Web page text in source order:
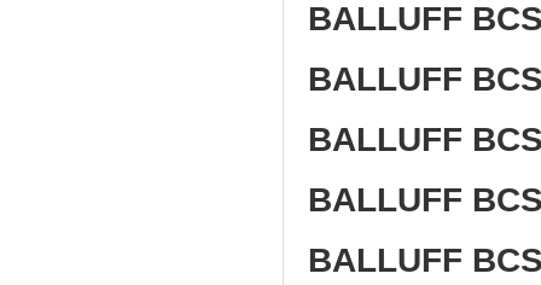
BALLUFF
BALLUFF
BALLUFF
BALLUFF
BALLUFF